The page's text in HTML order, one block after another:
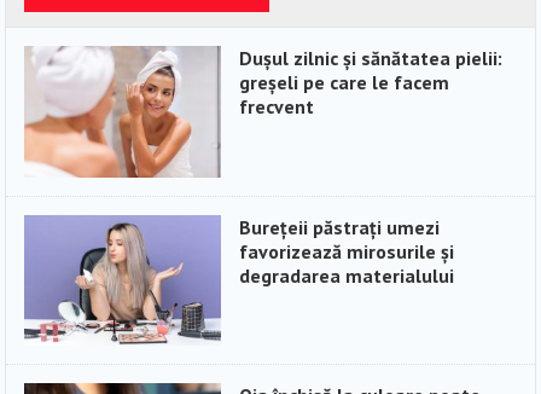
Dușul zilnic și sănătatea pielii:
greșeli pe care le facem
frecvent
Burețeii păstrați umezi
favorizează mirosurile și
degradarea materialului